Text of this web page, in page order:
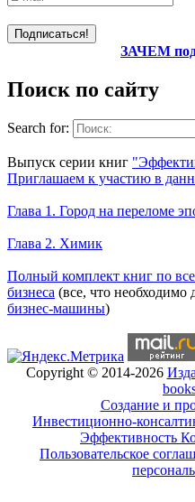
ЗАЧЕМ
Поиск по сайту
Search for:
Выпуск серии книг
Приглашаем к участию в
Глава 1. Город на переломе
Глава 2. Химик
Полный комплект книг по
бизнеса (все, что необходимо
бизнес-машины)
Copyright © 2014-2026
Создание и
Инвестиционно-
Эффективность
Пользовательское